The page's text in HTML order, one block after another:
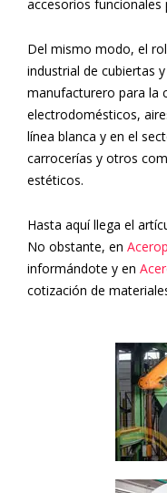
accesorios funcionales
Del mismo modo, el
industrial de cubiertas
manufacturero para la
electrodomésticos,
línea blanca y en el
carrocerías y otros
estéticos.
Hasta aquí llega el
No obstante, en
informándote y en
cotización de